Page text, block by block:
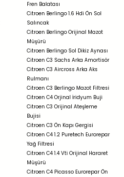
Fren Balatası
Citroen Berlingo 1.6 Hdi Ön Sol
Salıncak
Citroen Berlingo Orijinal Mazot
Müşürü
Citroen Berlingo Sol Dikiz Aynası
Citroen C3 Sachs Arka Amortisör
Citroen C3 Aircross Arka Aks
Rulmanı
Citroen C3 Berlingo Mazot Filtresi
Citroen C4 Orjinal İridyum Buji
Citroen C3 Orijinal Ateşleme
Bujisi
Citroen C3 Ön Kapı Gergisi
Citroen C4 1.2 Puretech Eurorepar
Yağ Filtresi
Citroen C4 1.4 Vti Orijinal Hararet
Müşürü
Citroen C4 Picasso Eurorepar Ön